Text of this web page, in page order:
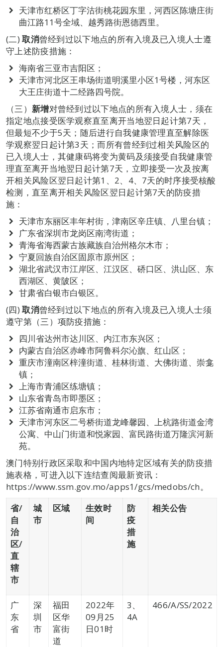
天津市红桥区丁字沽街桃花园东里，河西区陈塘庄街
曲江路11号全域、越秀路街恩德西里。
(二)取消曾经到过以下地点的所有入境及已入境人士遵
守上述防疫措施：
海南省三亚市吉阳区；
天津市河北区王串场街道明溪里小区1号楼，河东区
大王庄街道十二经路四号院。
（三） 新增对曾经到过以下地点的所有入境人士，须在
指定地点接受医学观察直至离开当地翌日起计第7天，
但最短不少于5天；随后进行自我健康管理直至解除医
学观察翌日起计第3天；而所有曾经到过相关风险区的
已入境人士，其健康码将变为黄码及须接受自我健康管
理直至离开当地翌日起计第7天，立即接受一次及按离
开相关风险区翌日起计第1、2、4、7天的时序接受核酸
检测，直至离开相关风险区翌日起计第7天的防疫措
施：
天津市东丽区丰年村街，津南区辛庄镇、八里台镇；
广东省深圳市龙岗区南湾街道；
青海省海西蒙古族藏族自治州格尔木市；
宁夏回族自治区固原市原州区；
湖北省武汉市江岸区、江汉区、硚口区、洪山区、东
西湖区、黄陂区；
甘肃省白银市白银区。
(四)取消曾经到过以下地点的所有入境及已入境人士须
遵守第（三）项防疫措施：
四川省达州市达川区、内江市东兴区；
内蒙古自治区赤峰市阿鲁科尔沁旗、红山区；
重庆市潼南区梓潼街道、桂林街道、大佛街道、崇龛
镇；
上海市青浦区练塘镇；
山东省青岛市即墨区；
江苏省南通市启东市；
天津市河东区二号桥街道龙峰馨园、上杭路街道金湾
公寓、中山门街道和悦家园、富民路街道万隆滨河新
苑。
澳门特别行政区采取和中国内地特定区域有关的防疫措
施表格，可进入以下连结查阅最新资讯：
https://www.ssm.gov.mo/apps1/gcs/medobs/ch。
省/
自
治
区/
直
辖
市
城
市
区域
生效时
间
防
疫
措
施
相关公告
广
东
省
深
圳
市
福田
区华
富街
道
2022年
09月25
日01时
3、
4A
466/A/SS/2022